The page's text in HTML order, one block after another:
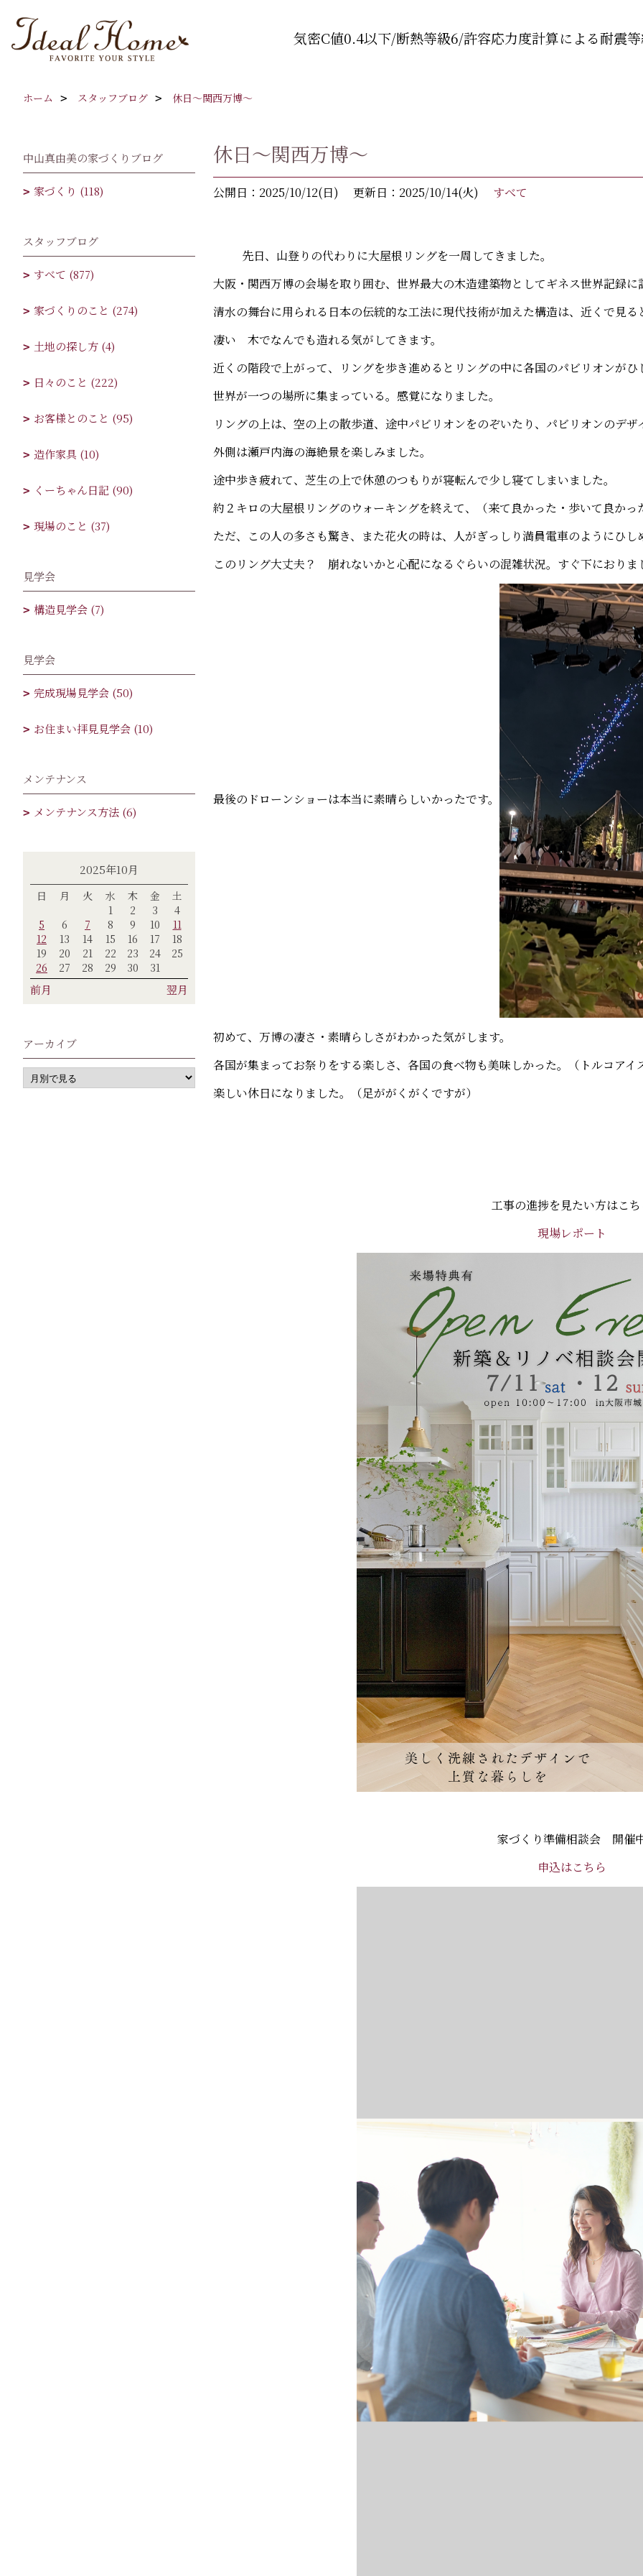
気密C値0.4以下/断熱等級6/許容応力度計算による耐震
ホーム スタッフブログ 休日～関西万博～
休日～関西万博～
公開日：2025/10/12(日) 更新日：2025/10/14(火) すべて
先日、山登りの代わりに大屋根リングを一周してきました。
大阪・関西万博の会場を取り囲む、世界最大の木造建築物としてギネス世界記録
清水の舞台に用られる日本の伝統的な工法に現代技術が加えた構造は、近くで見
凄い 木でなんでも造れる気がしてきます。
近くの階段で上がって、リングを歩き進めるとリングの中に各国のパビリオンがひ
世界が一つの場所に集まっている。感覚になりました。
リングの上は、空の上の散歩道、途中パビリオンをのぞいたり、パビリオンのデザ
外側は瀬戸内海の海絶景を楽しみました。
途中歩き疲れて、芝生の上で休憩のつもりが寝転んで少し寝てしまいました。
約２キロの大屋根リングのウォーキングを終えて、（来て良かった・歩いて良か
ただ、この人の多さも驚き、また花火の時は、人がぎっしり満員電車のようにひし
このリング大丈夫？ 崩れないかと心配になるぐらいの混雑状況。すぐ下におりま
最後のドローンショーは本当に素晴らしいかったです。
初めて、万博の凄さ・素晴らしさがわかった気がします。
各国が集まってお祭りをする楽しさ、 各国の食べ物も美味しかった。（トルコア
楽しい休日になりました。（足ががくがくですが）
工事の進捗を見たい方はこ
現場レポート
家づくり準備相談会 開催
申込はこちら
中山真由美の家づくりブログ
家づくり (118)
スタッフブログ
すべて (877)
家づくりのこと (274)
土地の探し方 (4)
日々のこと (222)
お客様とのこと (95)
造作家具 (10)
くーちゃん日記 (90)
現場のこと (37)
見学会
構造見学会 (7)
見学会
完成現場見学会 (50)
お住まい拝見見学会 (10)
メンテナンス
メンテナンス方法 (6)
2025年10月
日 月 火 水 木 金
土
1
2 3
4
5
6 7 8 9 10
11
12
13 14 15 16 17
18
19
20 21 22 23 24
25
26
27 28 29 30 31
前月 翌月
アーカイブ